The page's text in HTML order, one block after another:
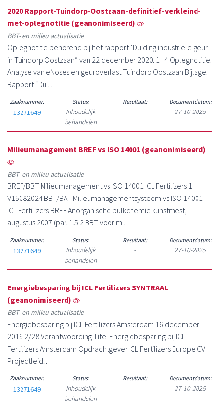
2020 Rapport-Tuindorp-Oostzaan-definitief-verkleind-
met-oplegnotitie (geanonimiseerd)
BBT- en milieu actualisatie
Oplegnotitie behorend bij het rapport “Duiding industriële geur
in Tuindorp Oostzaan” van 22 december 2020. 1 | 4 Oplegnotitie:
Analyse van eNoses en geuroverlast Tuindorp Oostzaan Bijlage:
Rapport “Dui...
Zaaknummer:
13271649
Status:
Inhoudelijk
behandelen
Resultaat:
-
Documentdatum:
27-10-2025
Milieumanagement BREF vs ISO 14001 (geanonimiseerd)
BBT- en milieu actualisatie
BREF/BBT Milieumanagement vs ISO 14001 ICL Fertilizers 1
V15082024 BBT/BAT Milieumanagementsysteem vs ISO 14001
ICL Fertilizers BREF Anorganische bulkchemie kunstmest,
augustus 2007 (par. 1.5.2 BBT voor m...
Zaaknummer:
13271649
Status:
Inhoudelijk
behandelen
Resultaat:
-
Documentdatum:
27-10-2025
Energiebesparing bij ICL Fertilizers SYNTRAAL
(geanonimiseerd)
BBT- en milieu actualisatie
Energiebesparing bij ICL Fertilizers Amsterdam 16 december
2019 2/28 Verantwoording Titel Energiebesparing bij ICL
Fertilizers Amsterdam Opdrachtgever ICL Fertilizers Europe CV
Projectleid...
Zaaknummer:
13271649
Status:
Inhoudelijk
behandelen
Resultaat:
-
Documentdatum:
27-10-2025